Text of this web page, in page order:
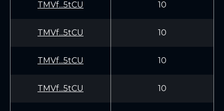
TMVf...5tCU 10
TMVf...5tCU 10
TMVf...5tCU 10
TMVf...5tCU 10